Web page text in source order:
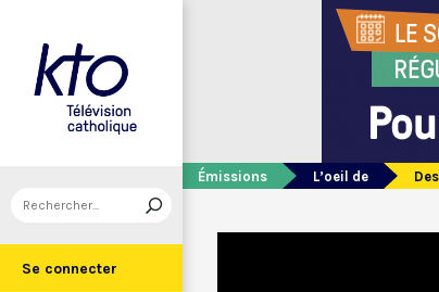
Se connecter
Émissions L’oeil de